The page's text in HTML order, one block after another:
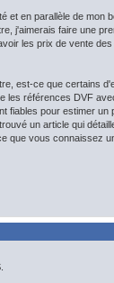
et en parallèle de mon
j'aimerais faire une
les prix de vente
est-ce que certains
les références DVF
fiables pour estimer
un article qui
que vous connaissez